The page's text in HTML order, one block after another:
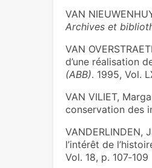
VAN
Archives et
VAN
d’une réalisation
(ABB). 1995, Vol.
VAN VILIET,
conservation des
VANDERLINDEN,
l’intérêt de
Vol. 18, p. 107‑109